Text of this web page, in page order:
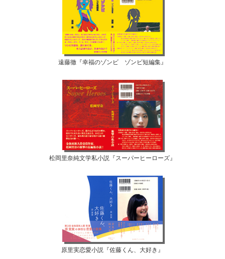
遠藤徹『幸福のゾンビ ゾンビ短編集』
松岡里奈純文学私小説『スーパーヒーローズ』
原里実恋愛小説『佐藤くん、大好き』